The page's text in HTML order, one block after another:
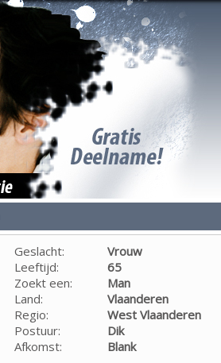
Geslacht:
Vrouw
Leeftijd:
65
Zoekt een:
Man
Land:
Vlaanderen
Regio:
West Vlaanderen
Postuur:
Dik
Afkomst:
Blank